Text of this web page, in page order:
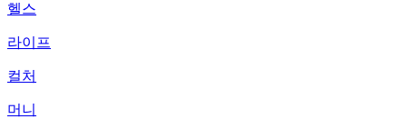
헬스
라이프
컬처
머니